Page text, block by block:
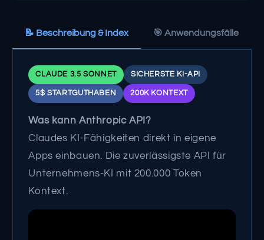
📝 Beschreibung & Index 🎯 Anwendungsfälle
CLAUDE 3.5 SONNET SICHERSTE KI-API
5$ STARTGUTHABEN 200K KONTEXT
Was kann Anthropic API?
Claudes KI-Fähigkeiten direkt in eigene
Apps einbauen. Die zuverlässigste API für
Unternehmens-KI mit 200.000 Token
Kontext.